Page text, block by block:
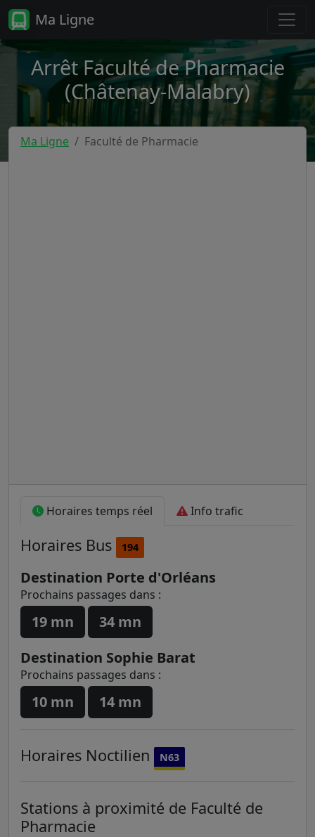
Ma Ligne
Arrêt Faculté de Pharmacie
(Châtenay-Malabry)
Ma Ligne Faculté de Pharmacie
Horaires temps réel Info trafic
Horaires Bus 194
Destination Porte d'Orléans
Prochains passages dans :
19 mn
34 mn
Destination Sophie Barat
Prochains passages dans :
10 mn 14 mn
Horaires Noctilien N63
Stations à proximité de Faculté de
Pharmacie